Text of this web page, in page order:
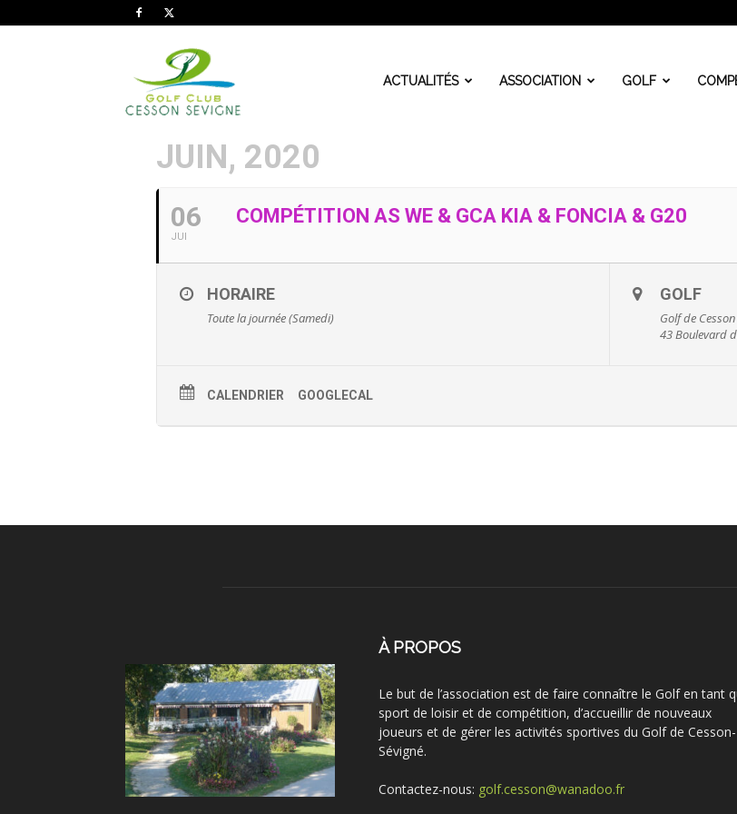
Golf
Cesson
Sevigné
ACTUALITÉS ASSOCIATION GOLF
JUIN, 2020
06
JUI
COMPÉTITION AS WE & GCA KIA & FONCIA & G20
HORAIRE
Toute la journée (Samedi)
GOLF
Golf de
43 Boulevard
CALENDRIER GOOGLECAL
À PROPOS
Le but de l’association est de faire connaître le Golf en tant
sport de loisir et de compétition, d’accueillir de nouveaux
joueurs et de gérer les activités sportives du Golf de Cesson-
Sévigné.
Contactez-nous: golf.cesson@wanadoo.fr